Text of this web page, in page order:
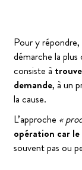
Pour y
démarche la
consiste à
demande, à un
la cause.
L’approche «
opération car
souvent pas ou